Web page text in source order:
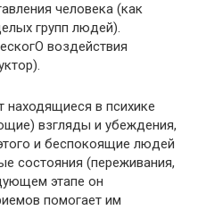
человека (как
групп людей).
воздействия
находящиеся в психи­ке
взгляды и убеж­дения,
и беспокоящие людей
состояния (пере­живания,
этапе он
помогает им